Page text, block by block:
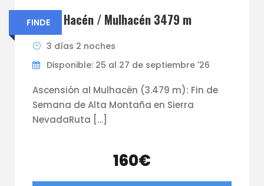
FINDE
Muley Hacén / Mulhacén 3479 m
3 días 2 noches
Disponible: 25 al 27 de septiembre '26
Ascensión al Mulhacén (3.479 m): Fin de
Semana de Alta Montaña en Sierra
NevadaRuta […]
160€